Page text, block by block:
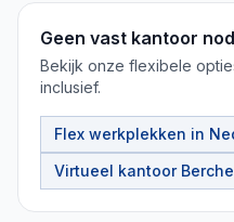
Geen vast kantoor
Bekijk onze flexibele
inclusief.
Flex werkplekken in
Virtueel kantoor